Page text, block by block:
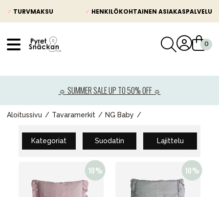
✓ TURVMAKSU ✓ HENKILÖKOHTAINEN ASIAKASPALVELU
☼ SUMMER SALE UP TO 50% OFF ☼
Aloitussivu Tavaramerkit NG Baby
Kategoriat Suodatin Lajittelu
Lastenvaunut
Lasten turvaistuimet
Vauvan paketti
Lapsi & vauva
Lelut ja pelit
Äiti & Isä